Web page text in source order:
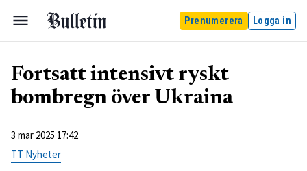
Prenumerera Logga in
Fortsatt intensivt ryskt
bombregn över Ukraina
3 mar 2025 17:42
TT Nyheter